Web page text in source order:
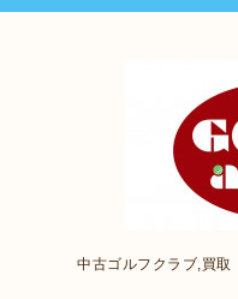
中古ゴルフクラブ,買取